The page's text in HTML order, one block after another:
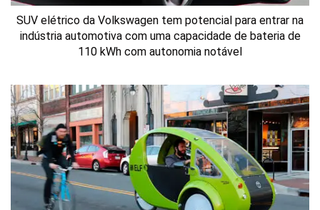
SUV elétrico da Volkswagen tem potencial para entrar na
indústria automotiva com uma capacidade de bateria de
110 kWh com autonomia notável